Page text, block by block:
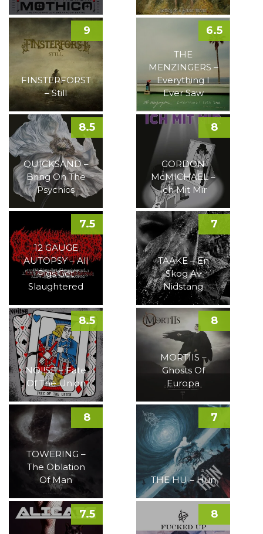
FINSTERFORST
– Still
9
THE
MENZINGERS –
Everything I
Ever Saw
6.5
QUICKSAND –
Bring On The
Psychics
8.5
GORDON
McMICHAEL –
Ich Mit Mir
8
12 GAUGE
AUTOPSY – All
Pigs Get
Slaughtered
7.5
TAAKE – En
Skog Av
Nidstang
7
NOI!SE – Fate
Of The Union
8.5
MORTIIS –
Ghosts Of
Europa
8
TOWERING –
The Oblation
Of Man
8
THE HU – Hun
7
7.5 8